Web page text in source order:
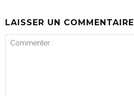
LAISSER UN COMMENTAIRE